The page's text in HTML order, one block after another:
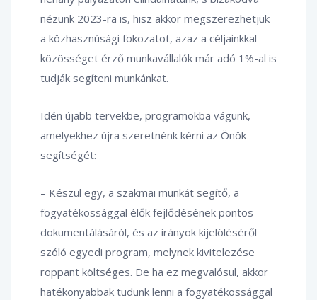
nézünk 2023-ra is, hisz akkor megszerezhetjük
a közhasznúsági fokozatot, azaz a céljainkkal
közösséget érző munkavállalók már adó 1%-al is
tudják segíteni munkánkat.
Idén újabb tervekbe, programokba vágunk,
amelyekhez újra szeretnénk kérni az Önök
segítségét:
– Készül egy, a szakmai munkát segítő, a
fogyatékossággal élők fejlődésének pontos
dokumentálásáról, és az irányok kijelöléséről
szóló egyedi program, melynek kivitelezése
roppant költséges. De ha ez megvalósul, akkor
hatékonyabbak tudunk lenni a fogyatékossággal